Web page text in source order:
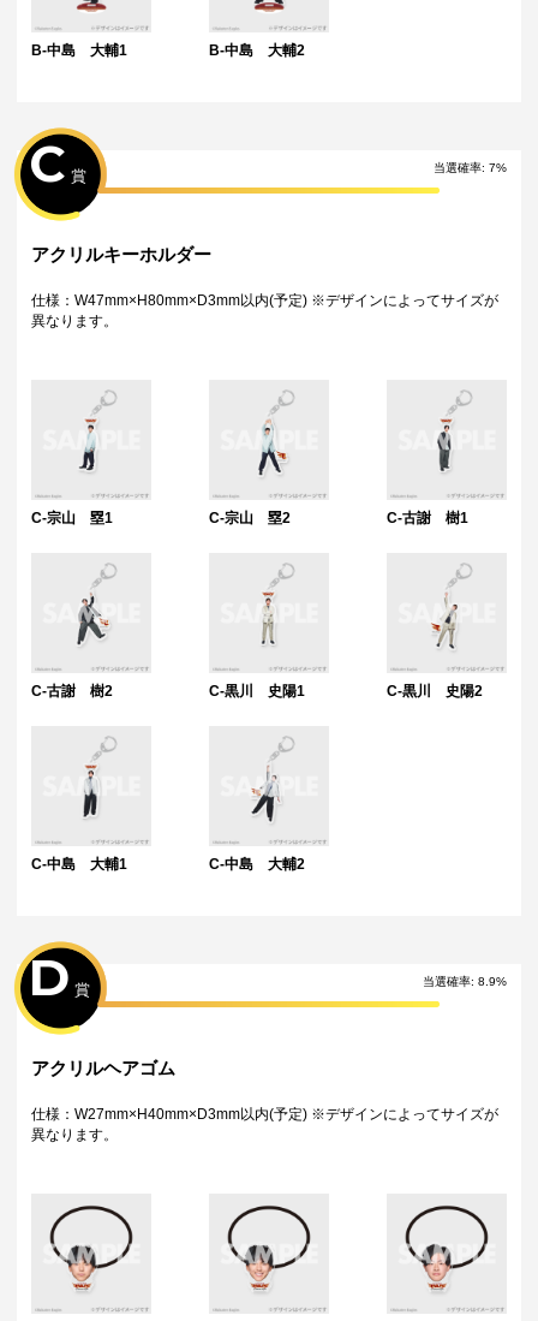
B-中島 大輔1 B-中島 大輔2
当選確率: 7%
C 賞
アクリルキーホルダー
仕様：W47mm×H80mm×D3mm以内(予定) ※デザインによってサイズが
異なります。
C-宗山 塁1 C-宗山 塁2 C-古謝 樹1
C-古謝 樹2 C-黒川 史陽1 C-黒川 史陽2
C-中島 大輔1 C-中島 大輔2
当選確率: 8.9%
D 賞
アクリルヘアゴム
仕様：W27mm×H40mm×D3mm以内(予定) ※デザインによってサイズが
異なります。